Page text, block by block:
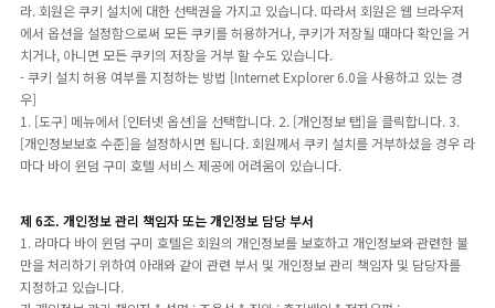
라. 회원은 쿠키 설치에 대한 선택권을 가지고 있습니다. 따라서 회원은 웹 브라우저
에서 옵션을 설정함으로써 모든 쿠키를 허용하거나, 쿠키가 저장될 때마다 확인을 거
치거나, 아니면 모든 쿠키의 저장을 거부 할 수도 있습니다.
- 쿠키 설치 허용 여부를 지정하는 방법 [Internet Explorer 6.0을 사용하고 있는 경
우]
1. [도구] 메뉴에서 [인터넷 옵션]을 선택합니다. 2. [개인정보 탭]을 클릭합니다. 3.
[개인정보보호 수준]을 설정하시면 됩니다. 회원께서 쿠키 설치를 거부하셨을 경우 라
마다 바이 윈덤 구미 호텔 서비스 제공에 어려움이 있습니다.
제 6조. 개인정보 관리 책임자 또는 개인정보 담당 부서
1. 라마다 바이 윈덤 구미 호텔은 회원의 개인정보를 보호하고 개인정보와 관련한 불
만을 처리하기 위하여 아래와 같이 관련 부서 및 개인정보 관리 책임자 및 담당자를
지정하고 있습니다.